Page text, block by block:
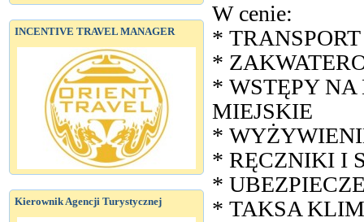
INCENTIVE TRAVEL MANAGER
Kierownik Agencji Turystycznej
W cenie:
*
*
* WSTĘPY
MIEJSKIE
*
* RĘCZNIKI I
*
* TAKSA